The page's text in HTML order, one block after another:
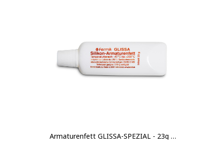
Armaturenfett GLISSA-SPEZIAL - 23g Tube